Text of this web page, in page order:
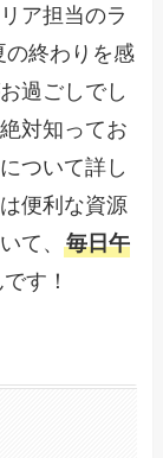
ア担当のラ
の終わりを感
過ごしでし
対知ってお
ついて詳し
便利な資源
て、毎日午
です！